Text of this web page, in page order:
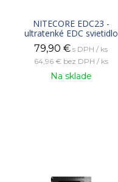
NITECORE EDC23 -
ultratenké EDC svietidlo
79,90 € s DPH / ks
64,96 € bez DPH / ks
Na sklade